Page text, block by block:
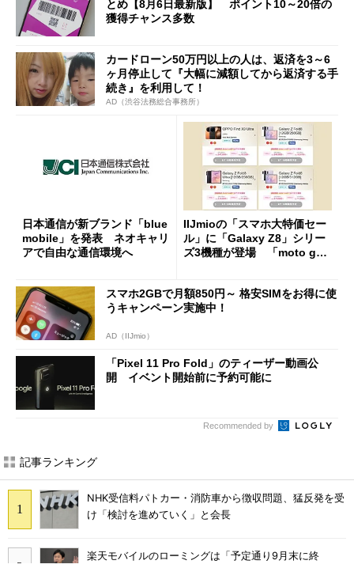
とめ【8月6日最新版】 ポイント10～20倍の
獲得チャンス多数
カードローン50万円以上の人は、返済を3～6
ヶ月停止して『大幅に減額してから返済する手
続き』を利用して！
AD（渋谷法務総合事務所）
日本通信が新ブランド「blue
mobile」を発表 ネオキャリ
アで自由な通信環境へ
IIJmioの「スマホ大特価セー
ル」に「Galaxy Z8」シリー
ズ3機種が登場 「moto g37
スマホ2GBで月額850円～ 格安SIMをお得に使
うキャンペーン実施中！
AD（IIJmio）
「Pixel 11 Pro Fold」のティーザー動画公
開 イベント開始前に予約可能に
Recommended by
記事ランキング
NHK受信料パトカー・消防車から徴収問題、猛反発を受
け「検討を進めていく」と会長
楽天モバイルのローミングは「予定通り9月末に終